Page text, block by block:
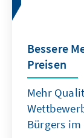
Bessere
Preisen
Mehr
Bürgers im